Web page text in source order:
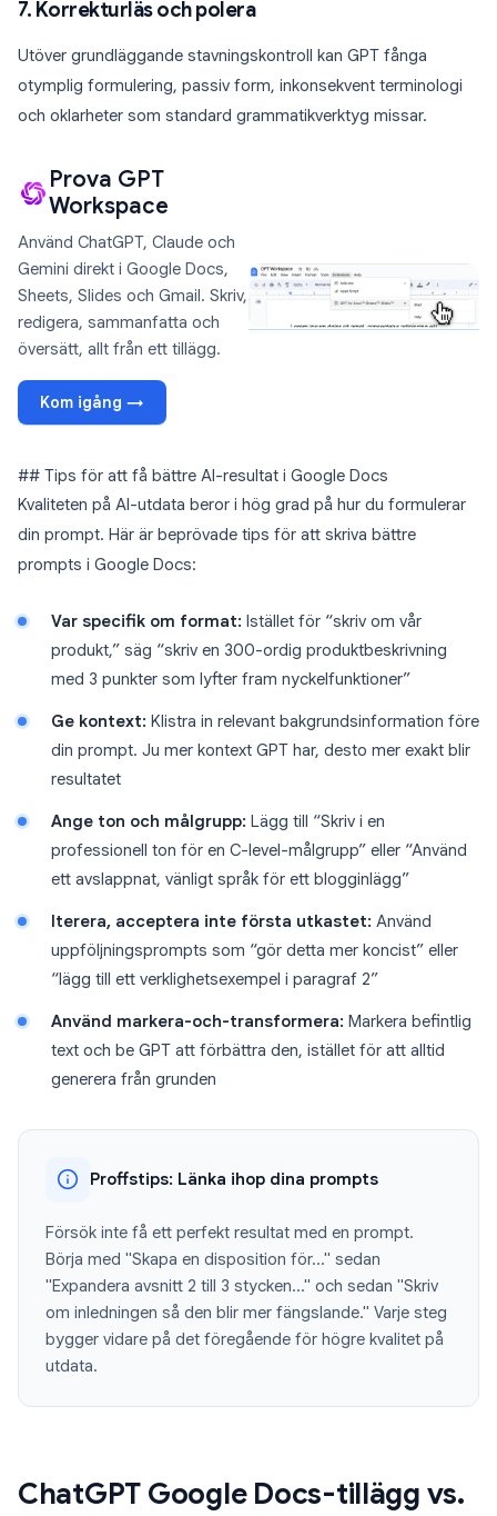
7. Korrekturläs och polera
Utöver grundläggande stavningskontroll kan GPT fånga
otymplig formulering, passiv form, inkonsekvent terminologi
och oklarheter som standard grammatikverktyg missar.
Prova GPT
Workspace
Använd ChatGPT, Claude och
Gemini direkt i Google Docs,
Sheets, Slides och Gmail. Skriv,
redigera, sammanfatta och
översätt, allt från ett tillägg.
Kom igång →
## Tips för att få bättre AI-resultat i Google Docs
Kvaliteten på AI-utdata beror i hög grad på hur du formulerar
din prompt. Här är beprövade tips för att skriva bättre
prompts i Google Docs:
Var specifik om format: Istället för “skriv om vår
produkt,” säg “skriv en 300-ordig produktbeskrivning
med 3 punkter som lyfter fram nyckelfunktioner”
Ge kontext: Klistra in relevant bakgrundsinformation före
din prompt. Ju mer kontext GPT har, desto mer exakt blir
resultatet
Ange ton och målgrupp: Lägg till “Skriv i en
professionell ton för en C-level-målgrupp” eller “Använd
ett avslappnat, vänligt språk för ett blogginlägg”
Iterera, acceptera inte första utkastet: Använd
uppföljningsprompts som “gör detta mer koncist” eller
“lägg till ett verklighetsexempel i paragraf 2”
Använd markera-och-transformera: Markera befintlig
text och be GPT att förbättra den, istället för att alltid
generera från grunden
Proffstips: Länka ihop dina prompts
Försök inte få ett perfekt resultat med en prompt.
Börja med "Skapa en disposition för..." sedan
"Expandera avsnitt 2 till 3 stycken..." och sedan "Skriv
om inledningen så den blir mer fängslande." Varje steg
bygger vidare på det föregående för högre kvalitet på
utdata.
ChatGPT Google Docs-tillägg vs.